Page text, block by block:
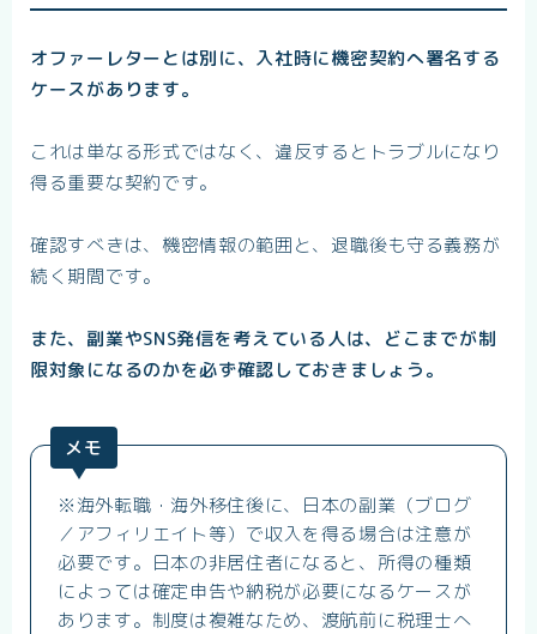
オファーレターとは別に、入社時に機密契約へ署名する
ケースがあります。
これは単なる形式ではなく、違反するとトラブルになり
得る重要な契約です。
確認すべきは、機密情報の範囲と、退職後も守る義務が
続く期間です。
また、副業やSNS発信を考えている人は、どこまでが制
限対象になるのかを必ず確認しておきましょう。
メモ
※海外転職・海外移住後に、日本の副業（ブログ
／アフィリエイト等）で収入を得る場合は注意が
必要です。日本の非居住者になると、所得の種類
によっては確定申告や納税が必要になるケースが
あります。制度は複雑なため、渡航前に税理士へ